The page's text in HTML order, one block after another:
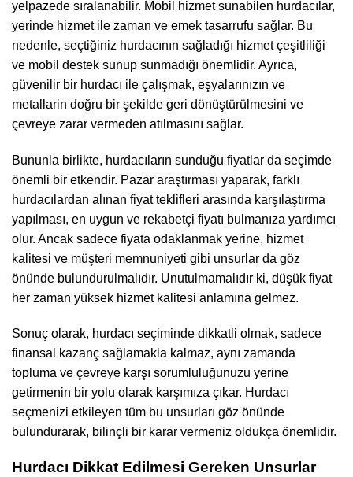
yelpazede sıralanabilir. Mobil hizmet sunabilen hurdacılar,
yerinde hizmet ile zaman ve emek tasarrufu sağlar. Bu
nedenle, seçtiğiniz hurdacının sağladığı hizmet çeşitliliği
ve mobil destek sunup sunmadığı önemlidir. Ayrıca,
güvenilir bir hurdacı ile çalışmak, eşyalarınızın ve
metallarin doğru bir şekilde geri dönüştürülmesini ve
çevreye zarar vermeden atılmasını sağlar.
Bununla birlikte, hurdacıların sunduğu fiyatlar da seçimde
önemli bir etkendir. Pazar araştırması yaparak, farklı
hurdacılardan alınan fiyat teklifleri arasında karşılaştırma
yapılması, en uygun ve rekabetçi fiyatı bulmanıza yardımcı
olur. Ancak sadece fiyata odaklanmak yerine, hizmet
kalitesi ve müşteri memnuniyeti gibi unsurlar da göz
önünde bulundurulmalıdır. Unutulmamalıdır ki, düşük fiyat
her zaman yüksek hizmet kalitesi anlamına gelmez.
Sonuç olarak, hurdacı seçiminde dikkatli olmak, sadece
finansal kazanç sağlamakla kalmaz, aynı zamanda
topluma ve çevreye karşı sorumluluğunuzu yerine
getirmenin bir yolu olarak karşımıza çıkar. Hurdacı
seçmenizi etkileyen tüm bu unsurları göz önünde
bulundurarak, bilinçli bir karar vermeniz oldukça önemlidir.
Hurdacı Dikkat Edilmesi Gereken Unsurlar